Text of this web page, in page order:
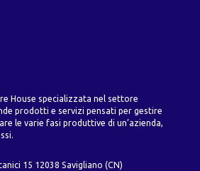
House specializzata nel settore
prodotti e servizi pensati per gestire
le varie fasi produttive di un’azienda,
15 12038 Savigliano (CN)